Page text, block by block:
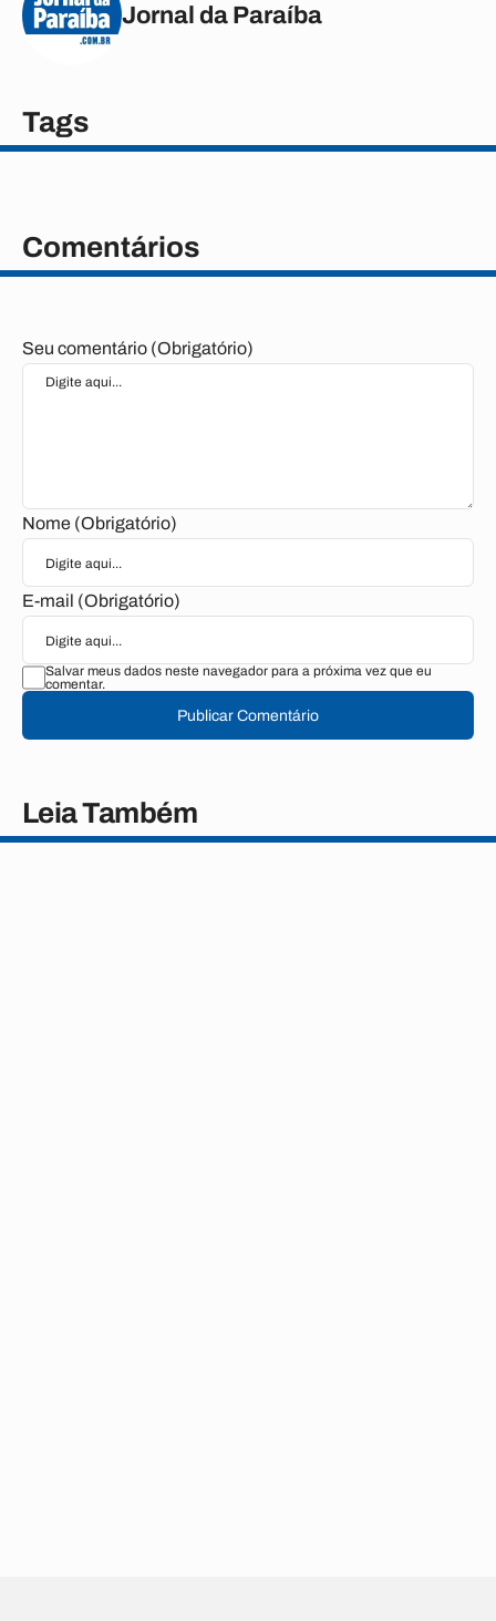
Jornal da Paraíba
Tags
Comentários
Seu comentário (Obrigatório)
Nome (Obrigatório)
E-mail (Obrigatório)
Salvar meus dados neste navegador para a próxima vez que eu
comentar.
Publicar Comentário
Leia Também